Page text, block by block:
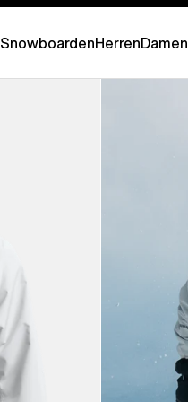
SnowboardenHerrenDamen